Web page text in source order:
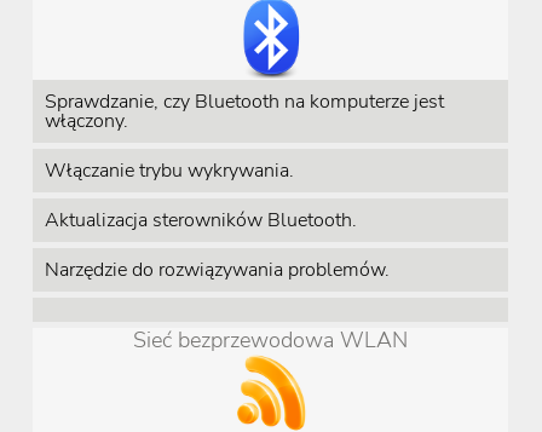
Sprawdzanie, czy Bluetooth na komputerze jest
włączony.
Włączanie trybu wykrywania.
Aktualizacja sterowników Bluetooth.
Narzędzie do rozwiązywania problemów.
Sieć bezprzewodowa WLAN